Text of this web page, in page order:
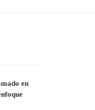
en